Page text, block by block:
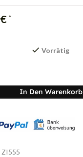
€ *
Vorrätig
In Den Warenkorb
ZI555